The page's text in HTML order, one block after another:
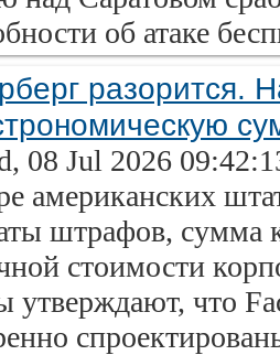
об атаке
разорится.
08 Jul 2026
американских
штрафов, сумма
стоимости
утверждают, что